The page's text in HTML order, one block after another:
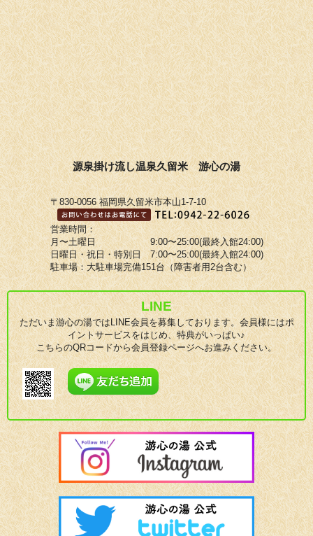
源泉掛け流し温泉久留米 游心の湯
〒830-0056 福岡県久留米市本山1-7-10
営業時間：
月〜土曜日 9:00〜25:00(最終入館24:00)
日曜日・祝日・特別日 7:00〜25:00(最終入館24:00)
駐車場：大駐車場完備151台（障害者用2台含む）
LINE
ただいま游心の湯ではLINE会員を募集しております。会員様にはポ
イントサービスをはじめ、特典がいっぱい♪
こちらのQRコードから会員登録ページへお進みください。